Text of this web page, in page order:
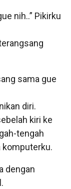
nih..” Pikirku
sama gue
diri.
kiri ke
tengah
komputerku.
dengan